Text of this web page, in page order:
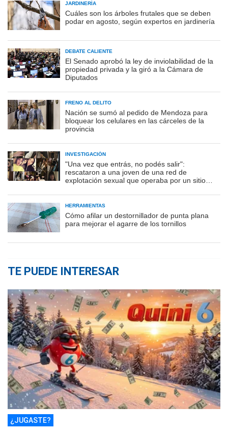
JARDINERÍA
Cuáles son los árboles frutales que se deben
podar en agosto, según expertos en jardinería
DEBATE CALIENTE
El Senado aprobó la ley de inviolabilidad de la
propiedad privada y la giró a la Cámara de
Diputados
FRENO AL DELITO
Nación se sumó al pedido de Mendoza para
bloquear los celulares en las cárceles de la
provincia
INVESTIGACIÓN
"Una vez que entrás, no podés salir":
rescataron a una joven de una red de
explotación sexual que operaba por un sitio
HERRAMIENTAS
Cómo afilar un destornillador de punta plana
para mejorar el agarre de los tornillos
TE PUEDE INTERESAR
¿JUGASTE?